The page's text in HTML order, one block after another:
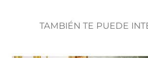
TAMBIÉN TE PUEDE